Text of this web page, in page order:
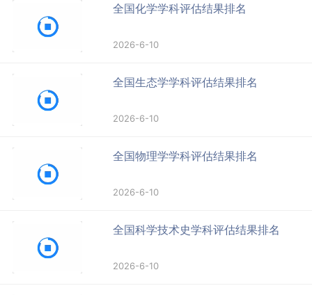
全国化学学科评估结果排名
2026-6-10
全国生态学学科评估结果排名
2026-6-10
全国物理学学科评估结果排名
2026-6-10
全国科学技术史学科评估结果排名
2026-6-10